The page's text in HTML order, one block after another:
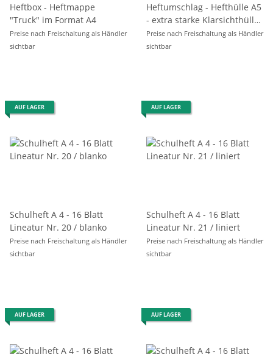
Heftbox - Heftmappe
"Truck" im Format A4
Preise nach Freischaltung als Händler
sichtbar
Heftumschlag - Hefthülle A5
- extra starke Klarsichthülle
"Hausaufgabenheft - Für
Schlaue "
Preise nach Freischaltung als Händler
sichtbar
AUF LAGER
Schulheft A 4 - 16 Blatt
Lineatur Nr. 20 / blanko
Preise nach Freischaltung als Händler
sichtbar
AUF LAGER
Schulheft A 4 - 16 Blatt
Lineatur Nr. 21 / liniert
Preise nach Freischaltung als Händler
sichtbar
AUF LAGER AUF LAGER